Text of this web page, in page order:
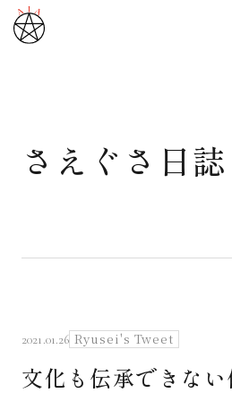
武道と医道
さえぐさ日誌
映像庫
さえぐさ日誌
2021.01.26 Ryusei's Tweet
文化も伝承できな